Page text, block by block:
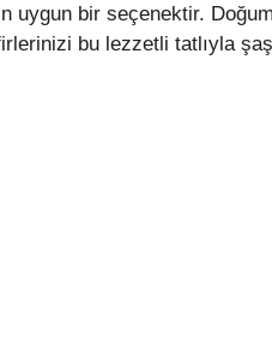
uygun bir seçenektir.
bu lezzetli tatlıyla